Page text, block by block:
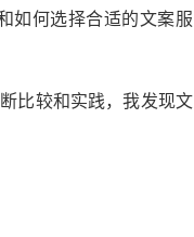
如何选择合适的文案服
比较和实践，我发现文